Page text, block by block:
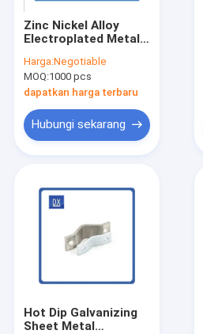
Zinc Nickel Alloy
Electroplated Metal
Untuk Industri
Harga:Negotiable
MOQ:1000 pcs
dapatkan harga terbaru
Hubungi sekarang
Hot Dip Galvanizing
Sheet Metal